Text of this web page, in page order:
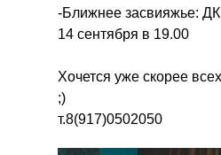
-Ближнее засвияжье:
14 сентября в 19.00
Хочется уже скорее
;)
т.8(917)0502050